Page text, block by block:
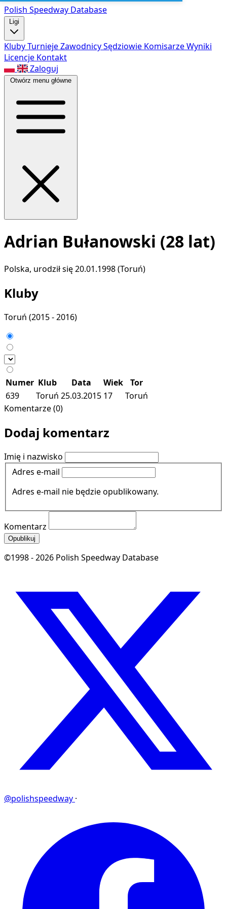
Polish Speedway Database
Ligi
KlubyTurniejeZawodnicySędziowie KomisarzeWyniki
Licencje Kontakt
Zaloguj
Otwórz menu główne
Adrian Bułanowski (28 lat)
Polska, urodził się 20.01.1998 (Toruń)
Kluby
Toruń (2015 - 2016)
Numer Klub Data Wiek
Tor
639
Toruń 25.03.2015 17
Toruń
Komentarze (0)
Dodaj komentarz
Imię i nazwisko
Adres e-mail
Adres e-mail nie będzie opublikowany.
Komentarz
Opublikuj
©1998 - 2026 Polish Speedway Database
@polishspeedway ·